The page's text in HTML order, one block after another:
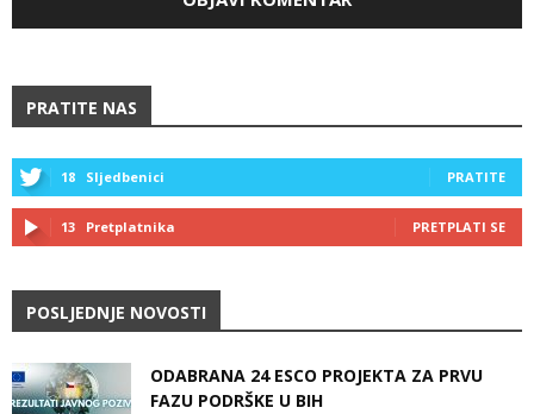
PRATITE NAS
18 Sljedbenici PRATITE
13 Pretplatnika PRETPLATI SE
POSLJEDNJE NOVOSTI
ODABRANA 24 ESCO PROJEKTA ZA PRVU
FAZU PODRŠKE U BIH